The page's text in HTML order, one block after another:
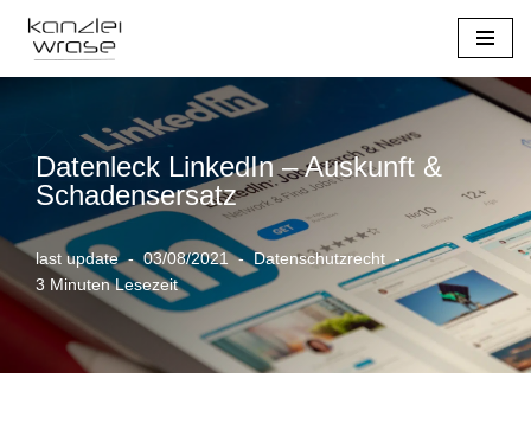
Zum
Datenleck LinkedIn – Auskunft &
Schadensersatz
last update 03/08/2021
Datenschutzrecht
3 Minuten Lesezeit